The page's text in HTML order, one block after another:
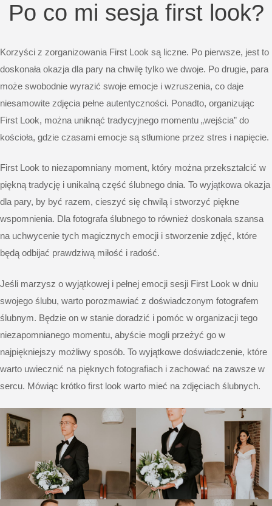
Po co mi sesja first look?
Korzyści z zorganizowania First Look są liczne. Po pierwsze, jest to
doskonała okazja dla pary na chwilę tylko we dwoje. Po drugie, para
może swobodnie wyrazić swoje emocje i wzruszenia, co daje
niesamowite zdjęcia pełne autentyczności. Ponadto, organizując
First Look, można uniknąć tradycyjnego momentu „wejścia” do
kościoła, gdzie czasami emocje są stłumione przez stres i napięcie.
First Look to niezapomniany moment, który można przekształcić w
piękną tradycję i unikalną część ślubnego dnia. To wyjątkowa okazja
dla pary, by być razem, cieszyć się chwilą i stworzyć piękne
wspomnienia. Dla fotografa ślubnego to również doskonała szansa
na uchwycenie tych magicznych emocji i stworzenie zdjęć, które
będą odbijać prawdziwą miłość i radość.
Jeśli marzysz o wyjątkowej i pełnej emocji sesji First Look w dniu
swojego ślubu, warto porozmawiać z doświadczonym fotografem
ślubnym. Będzie on w stanie doradzić i pomóc w organizacji tego
niezapomnianego momentu, abyście mogli przeżyć go w
najpiękniejszy możliwy sposób. To wyjątkowe doświadczenie, które
warto uwiecznić na pięknych fotografiach i zachować na zawsze w
sercu. Mówiąc krótko first look warto mieć na zdjęciach ślubnych.